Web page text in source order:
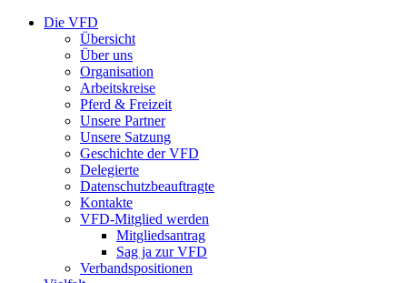
Die VFD
Übersicht
Über uns
Organisation
Arbeitskreise
Pferd & Freizeit
Unsere Partner
Unsere Satzung
Geschichte der VFD
Delegierte
Datenschutzbeauftragte
Kontakte
VFD-Mitglied werden
Mitgliedsantrag
Sag ja zur VFD
Verbandspositionen